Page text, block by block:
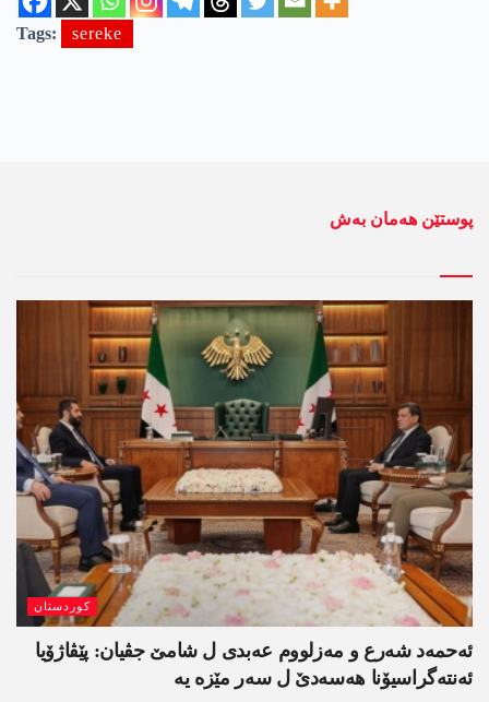
Tags: sereke
پوستێن ھەمان بەش
کوردستان
ئەحمەد شەرع و مەزلووم عەبدی ل شامێ جڤیان: پێڤاژۆیا
ئەنتەگراسیۆنا ھەسەدێ ل سەر مێزە یە